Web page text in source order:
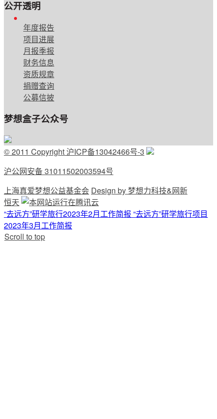
公开透明
年度报告
项目进展
月报季报
财务信息
资质规章
捐赠查询
公募信披
梦想盒子公众号
© 2011 Copyright 沪ICP备13042466号-3
沪公网安备 31011502003594号
上海真爱梦想公益基金会 Design by 梦想力科技&网新
恒天
“去远方”研学旅行2023年2月工作简报 “去远方”研学旅行项目
2023年3月工作简报
Scroll to top